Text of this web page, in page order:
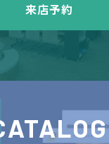
来店予約